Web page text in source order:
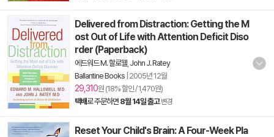
Delivered from Distraction: Getting the M
ost Out of Life with Attention Deficit Diso
rder (Paperback)
에드워드 M. 할로웰 John J. Ratey
Ballantine Books 2005년 12월
29,310원 (18% 할인 / 1,470원)
택배로 주문하면 8월 14일 출고 변경
Reset Your Child's Brain: A Four-Week Pla